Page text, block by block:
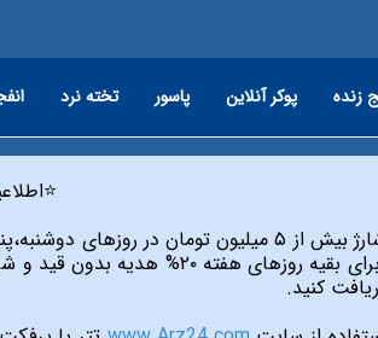
زنده پوکر آنلاین پاسور تخته نرد
از طریق تمام درگاه های سایت،
کنید.